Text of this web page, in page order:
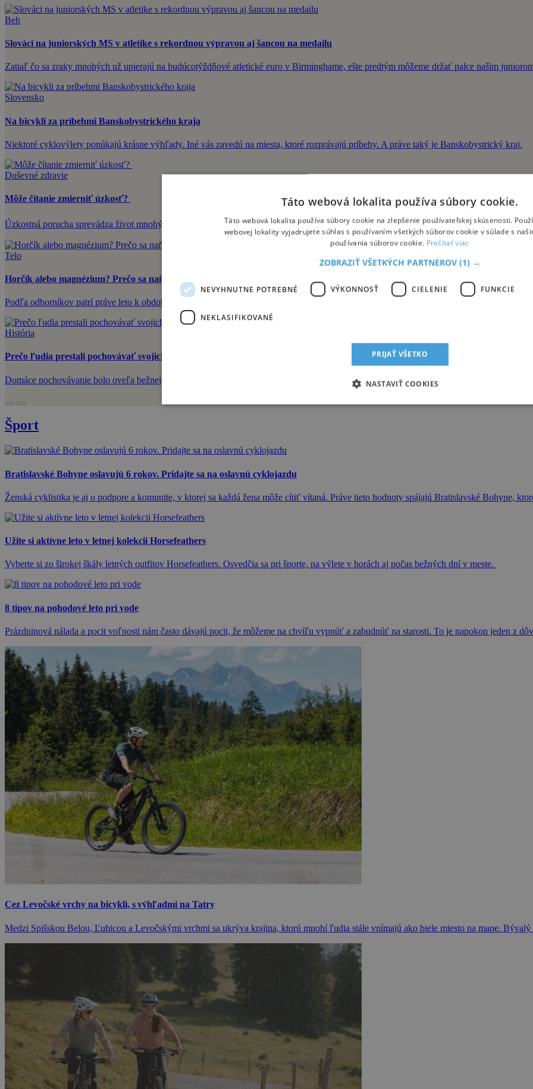
Beh
Slováci na juniorských MS v atletike s rekordnou výpravou aj šancou na medailu
Zatiaľ čo sa zraky mnohých už upierajú na budúcotýždňové atletické euro v Birminghame, ešte predtým môžeme držať palce našim
Slovensko
Na bicykli za príbehmi Banskobystrického kraja
Niektoré cyklovýlety ponúkajú krásne výhľady. Iné vás zavedú na miesta, ktoré rozprávajú príbehy. A práve taký je Banskobystrický kraj.
Duševné zdravie
Môže čítanie zmierniť úzkosť?
Úzkostná porucha sprevádza život mnohých z nás – ide o veľmi bežný a ľudský emočný stav. Ako s ňou pracovať? A dokáže ju zmierniť �
Telo
Horčík alebo magnézium? Prečo sa naň v lete v lekárni pýta čoraz viac ľudí
Podľa odborníkov patrí práve leto k obdobiam, keď naše telo stráca viac horčíka a jeho dopĺňaniu by sme mali venovať zvýšenú pozornosť.
História
Prečo ľudia prestali pochovávať svojich mŕtvych doma?
Domáce pochovávanie bolo oveľa bežnejšie, než si myslíme. Prečo však zaniklo? Mohlo za to zrejme viacero dôvodov.
Šport
Bratislavské Bohyne oslavujú 6 rokov. Pridajte sa na oslavnú cyklojazdu
Ženská cyklistika je aj o podpore a komunite, v ktorej sa každá žena môže cítiť vítaná. Práve tieto hodnoty spájajú Bratislavské Bohyne,
Užite si aktívne leto v letnej kolekcii Horsefeathers
Vyberte si zo širokej škály letných outfitov Horsefeathers. Osvedčia sa pri športe, na výlete v horách aj počas bežných dní v meste.
8 tipov na pohodové leto pri vode
Prázdninová nálada a pocit voľnosti nám často dávajú pocit, že môžeme na chvíľu vypnúť a zabudnúť na starosti. To je napokon jeden z
Cez Levočské vrchy na bicykli, s výhľadmi na Tatry
Medzi Spišskou Belou, Ľubicou a Levočskými vrchmi sa ukrýva krajina, ktorú mnohí ľudia stále vnímajú ako biele miesto na mape.
Táto webová lokalita používa súbory cookie.
Táto webová lokalita používa súbory cookie na zlepšenie používateľskej skúsenosti.
webovej lokality vyjadrujete súhlas s používaním všetkých súborov cookie v súlade s
používania súborov cookie. Prečítať viac
ZOBRAZIŤ VŠETKÝCH PARTNEROV (1) →
NEVYHNUTNE POTREBNÉ VÝKONNOSŤ CIELENIE FUNKCIE
NEKLASIFIKOVANÉ
PRIJAŤ VŠETKO
NASTAVIŤ COOKIES